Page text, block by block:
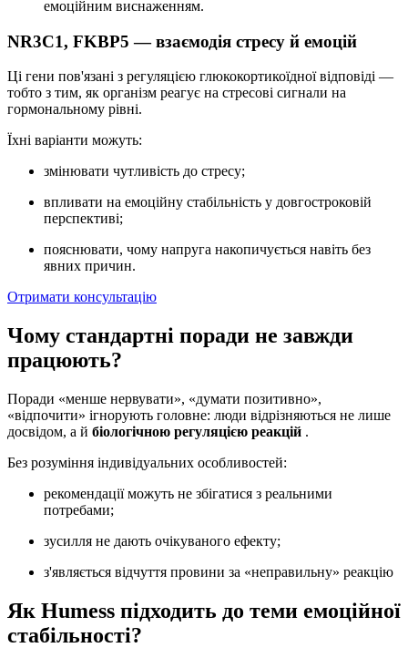
емоційним виснаженням.
NR3C1, FKBP5 — взаємодія стресу й емоцій
Ці гени пов'язані з регуляцією глюкокортикоїдної відповіді —
тобто з тим, як організм реагує на стресові сигнали на
гормональному рівні.
Їхні варіанти можуть:
змінювати чутливість до стресу;
впливати на емоційну стабільність у довгостроковій
перспективі;
пояснювати, чому напруга накопичується навіть без
явних причин.
Отримати консультацію
Чому стандартні поради не завжди
працюють?
Поради «менше нервувати», «думати позитивно»,
«відпочити» ігнорують головне: люди відрізняються не лише
досвідом, а й біологічною регуляцією реакцій .
Без розуміння індивідуальних особливостей:
рекомендації можуть не збігатися з реальними
потребами;
зусилля не дають очікуваного ефекту;
з'являється відчуття провини за «неправильну» реакцію
Як Humess підходить до теми емоційної
стабільності?